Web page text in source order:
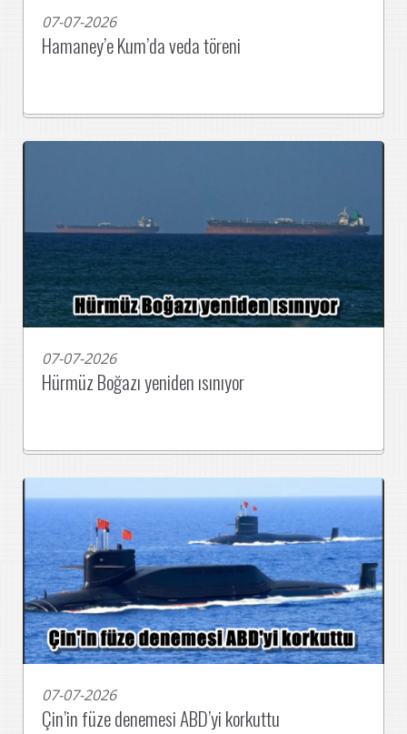
07-07-2026
Hamaney’e Kum’da veda töreni
07-07-2026
Hürmüz Boğazı yeniden ısınıyor
07-07-2026
Çin’in füze denemesi ABD’yi korkuttu